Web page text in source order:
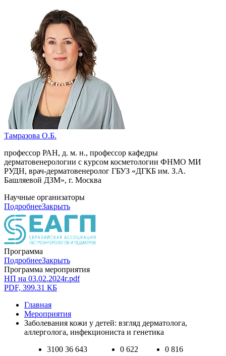
Тамразова О.Б.
профессор РАН, д. м. н., профессор кафедры
дерматовенерологии с курсом косметологии ФНМО МИ
РУДН, врач-дерматовенеролог ГБУЗ «ДГКБ им. З.А.
Башляевой ДЗМ», г. Москва
Научные организаторы
ПодробнееЗакрыть
Программа
ПодробнееЗакрыть
Программа мероприятия
НП на 03.02.2024г.pdf
PDF, 399.31 КБ
Главная
Мероприятия
Заболевания кожи у детей: взгляд дерматолога,
аллерголога, инфекциониста и генетика
3100 36 643
0 622
0 816